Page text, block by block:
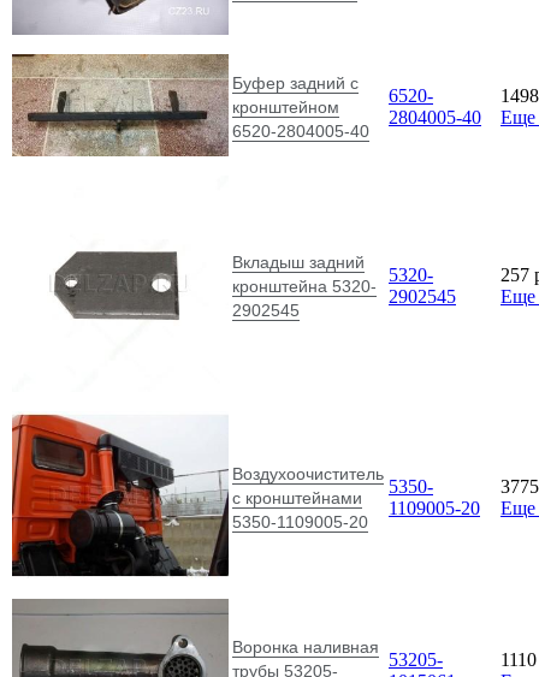
Буфер задний с
кронштейном
6520-2804005-40
6520-
2804005-40
Еще
Вкладыш задний
кронштейна 5320-
2902545
5320-
2902545
257
Еще
Воздухоочиститель
с кронштейнами
5350-1109005-20
5350-
1109005-20
Еще
Воронка наливная
трубы 53205-
53205-